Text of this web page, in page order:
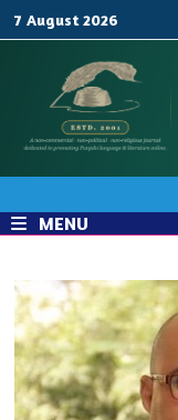
7 August 2026
MENU